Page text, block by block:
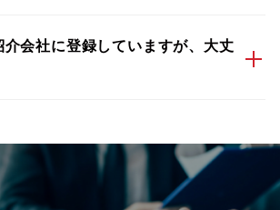
介会社に登録していますが、大丈